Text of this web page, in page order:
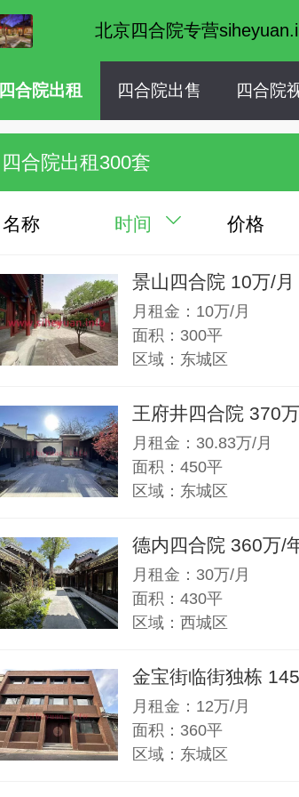
北京四合院专营
四合院出租 四合院出售 四合院
四合院出租300套
名称 时间 价格
景山四合院 10万/月
月租金：10万/月
面积：300平
区域：东城区
王府井四合院 370
月租金：30.83万/月
面积：450平
区域：东城区
德内四合院 360万/
月租金：30万/月
面积：430平
区域：西城区
金宝街临街独栋
月租金：12万/月
面积：360平
区域：东城区